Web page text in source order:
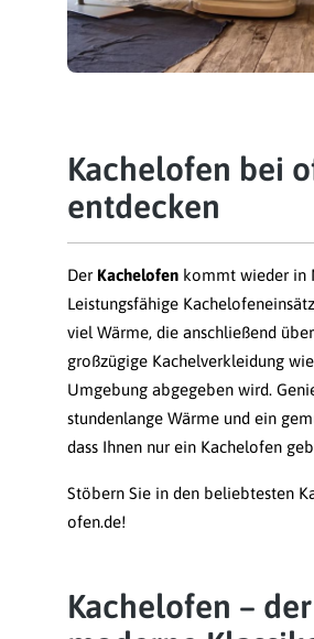
Kachelofen bei
entdecken
Der Kachelofenkommt wieder in
Leistungsfähige
viel Wärme, die anschließend
großzügige Kachelverkleidung
Umgebung abgegeben wird.
stundenlange Wärme und ein
dass Ihnen nur ein Kachelofen
Stöbern Sie in den beliebtesten
ofen.de!
Kachelofen – der